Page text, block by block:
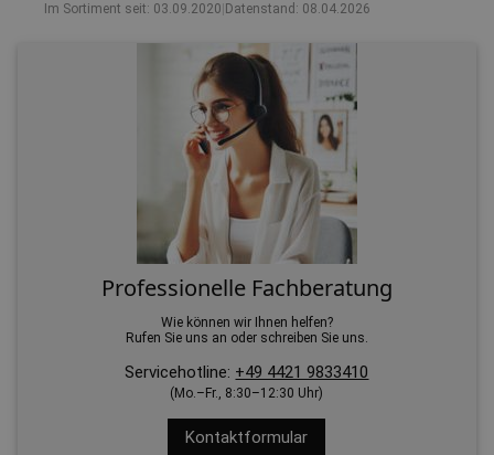
Im Sortiment seit: 03.09.2020 Datenstand: 08.04.2026
Professionelle Fachberatung
Wie können wir Ihnen helfen?
Rufen Sie uns an oder schreiben Sie uns.
Servicehotline: +49 4421 9833410
(Mo.–Fr., 8:30–12:30 Uhr)
Kontaktformular